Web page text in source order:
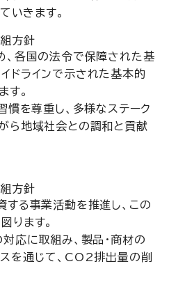
いきます。
方針
、各国の法令で保障された基
ドラインで示された基本的
す。
慣を尊重し、多様なステーク
ら地域社会との調和と貢献
方針
する事業活動を推進し、この
ります。
対応に取組み、製品・商材の
を通じて、 CO2排出量の削